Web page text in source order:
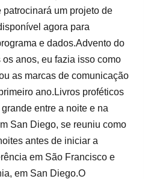
patrocinará um projeto de
agora para
e dados.Advento do
anos, eu fazia isso como
as marcas de comunicação
ano.Livros proféticos
entre a noite e na
San Diego, se reuniu como
antes de iniciar a
em São Francisco e
em San Diego.O